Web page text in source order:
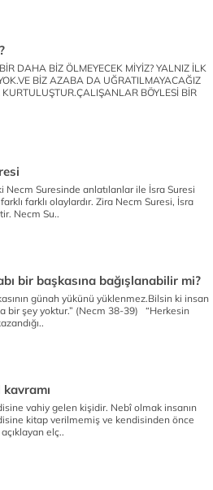
DAHA BİZ ÖLMEYECEK MİYİZ? YALNIZ İLK
BİZ AZABA DA UĞRATILMAYACAĞIZ
BÖYLESİ BİR
Necm Suresinde anlatılanlar ile İsra Suresi
farklı olaylardır. Zira Necm Suresi, İsra
Necm Su..
bir başkasına bağışlanabilir mi?
günah yükünü yüklenmez.Bilsin ki insan
bir şey yoktur.” (Necm 38-39) “Herkesin
vahiy gelen kişidir. Nebî olmak insanın
kitap verilmemiş ve kendisinden önce
elç..